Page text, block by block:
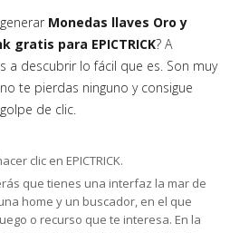
Monedas llaves Oro y
gratis para EPICTRICK? A
a descubrir lo fácil que es. Son muy
te pierdas ninguno y consigue
de clic.
clic en EPICTRICK.
que tienes una interfaz la mar de
home y un buscador, en el que
o recurso que te interesa. En la